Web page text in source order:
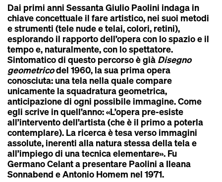
Dai primi anni Sessanta Giulio Paolini indaga in
chiave concettuale il fare artistico, nei suoi metodi
e strumenti (tele nude e telai, colori, retini),
esplorando il rapporto dell’opera con lo spazio e il
tempo e, naturalmente, con lo spettatore.
Sintomatico di questo percorso è giàDisegno
geometricodel 1960, la sua prima opera
conosciuta: una tela nella quale compare
unicamente la squadratura geometrica,
anticipazione di ogni possibile immagine. Come
egli scrive in quell’anno: «L’opera pre-esiste
all’intervento dell’artista (che è il primo a poterla
contemplare). La ricerca è tesa verso immagini
assolute, inerenti alla natura stessa della tela e
all’impiego di una tecnica elementare». Fu
Germano Celant a presentare Paolini a Ileana
Sonnabend e Antonio Homem nel 1971.